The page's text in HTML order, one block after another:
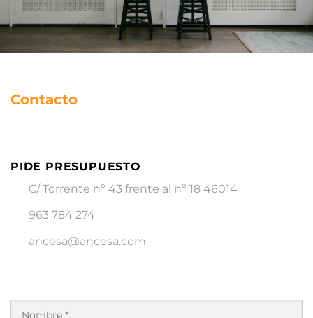
Contacto
PIDE PRESUPUESTO
C/ Torrente nº 43 frente al nº 18 46014
963 784 274
ancesa@ancesa.com